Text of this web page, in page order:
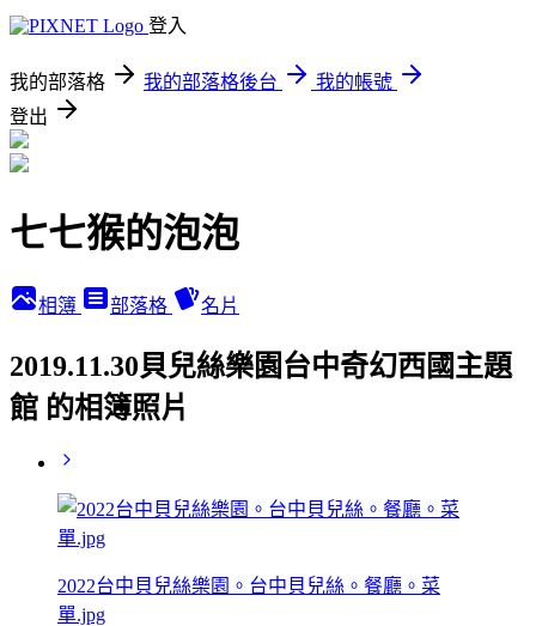
登入
我的部落格 我的部落格後台
我的帳號
登出
七七猴的泡泡
相簿 部落格 名片
2019.11.30貝兒絲樂園台中奇幻西國主題
館 的相簿照片
2022台中貝兒絲樂園。台中貝兒絲。餐廳。菜
單.jpg